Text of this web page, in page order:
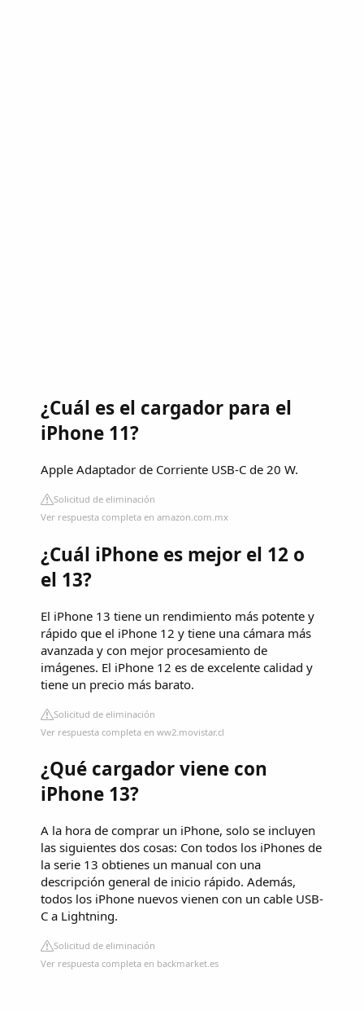
¿Cuál es el cargador para el
iPhone 11?
Apple Adaptador de Corriente USB-C de 20 W.
Solicitud de eliminación
Ver respuesta completa en amazon.com.mx
¿Cuál iPhone es mejor el 12 o
el 13?
El iPhone 13 tiene un rendimiento más potente y
rápido que el iPhone 12 y tiene una cámara más
avanzada y con mejor procesamiento de
imágenes. El iPhone 12 es de excelente calidad y
tiene un precio más barato.
Solicitud de eliminación
Ver respuesta completa en ww2.movistar.cl
¿Qué cargador viene con
iPhone 13?
A la hora de comprar un iPhone, solo se incluyen
las siguientes dos cosas: Con todos los iPhones de
la serie 13 obtienes un manual con una
descripción general de inicio rápido. Además,
todos los iPhone nuevos vienen con un cable USB-
C a Lightning.
Solicitud de eliminación
Ver respuesta completa en backmarket.es